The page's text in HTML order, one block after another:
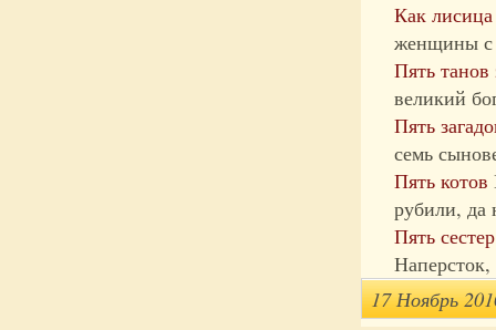
Как
женщины с
Пять танов
великий
Пять
семь
Пять котов
рубили, да
Пять сестер
17 Ноябрь